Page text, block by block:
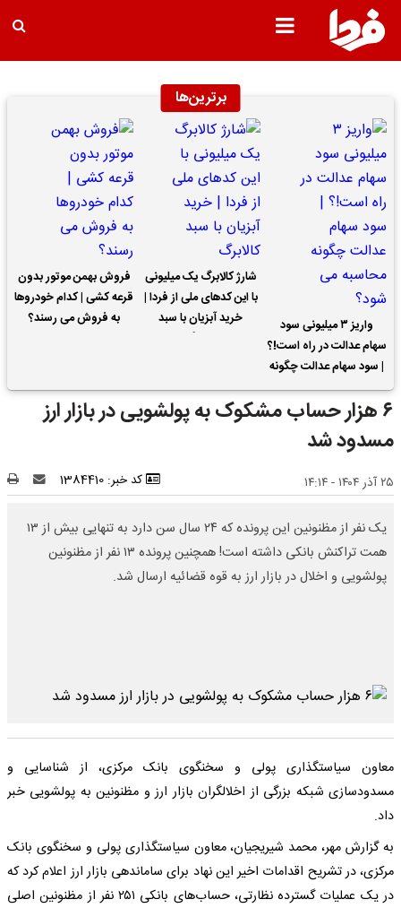
برترین‌ها
واریز ۳ میلیونی سود
سهام عدالت در راه است!؟
| سود سهام عدالت چگونه
محاسبه می شود؟
شارژ کالابرگ یک میلیونی
با این کدهای ملی از فردا |
خرید آبزیان با سبد
فروش بهمن موتور بدون
قرعه کشی | کدام خودروها
به فروش می رسند؟
۶ هزار حساب مشکوک به پولشویی در بازار ارز
مسدود شد
۲۵ آذر ۱۴۰۴ - ۱۴:۱۴ کد خبر: 1384410
یک نفر از مظنونین این پرونده که ۲۴ سال سن دارد به تنهایی بیش از ۱۳
همت تراکنش بانکی داشته است! همچنین پرونده ۱۳ نفر از مظنونین
پولشویی و اخلال در بازار ارز به قوه قضائیه ارسال شد.
معاون سیاستگذاری پولی و سخنگوی بانک مرکزی، از شناسایی و
مسدودسازی شبکه بزرگی از اخلالگران بازار ارز و مظنونین به پولشویی خبر
داد.
به گزارش مهر، محمد شیریجیان، معاون سیاستگذاری پولی و سخنگوی بانک
مرکزی، در تشریح اقدامات اخیر این نهاد برای ساماندهی بازار ارز اعلام کرد که
در یک عملیات گسترده نظارتی، حساب‌های بانکی ۲۵۱ نفر از مظنونین اصلی